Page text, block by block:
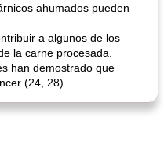
ahumados pueden
a algunos de los
la carne procesada.
han demostrado que
(24, 28).